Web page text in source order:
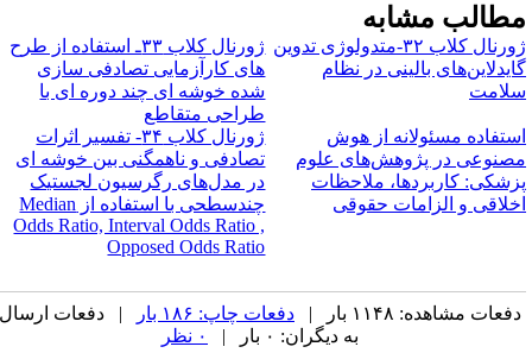
مشابه
ژورنال کلاب ۳۲-متدولوژی تدوین
بالینی در نظام
ژورنال کلاب ۳۳ـ استفاده از طرح
های کارآزمایی تصادفی سازی
شده خوشه ای چند دوره ای با
طراحی متقاطع
مسئولانه از هوش
در پژوهش‌های علوم
کاربردها، ملاحظات
و الزامات حقوقی
ژورنال کلاب ۳۴- تفسیر اثرات
تصادفی و ناهمگنی بین خوشه ای
در مدل‌های رگرسیون لجستیک
چندسطحی با استفاده از M‌edian
Odds Ratio, Interval Odds Ratio ,
Opposed Odds Ratio
دفعات مشاهده: ۱۱۴۸ بار | دفعات چاپ: ۱۸۶ بار
| دفعات ارسال
به دیگران: ۰ بار |